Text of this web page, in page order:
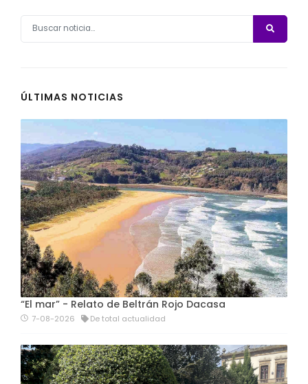
ÚLTIMAS NOTICIAS
“El mar” - Relato de Beltrán Rojo Dacasa
7-08-2026 De total actualidad